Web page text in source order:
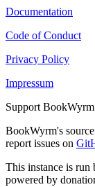
Documentation
Code of Conduct
Privacy Policy
Impressum
Support
BookWyrm's
report issues on
This instance is
powered by